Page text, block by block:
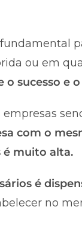
ou em
sucesso e
com o
é muito alta.
é
no